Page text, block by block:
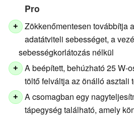
Pro
+
Zökkenőmentesen továbbítja
adatátviteli sebességet, a
sebességkorlátozás nélkül
+
A beépített, behúzható 25 W-
töltő felváltja az önálló asztali
+
A csomagban egy
tápegység található, amely